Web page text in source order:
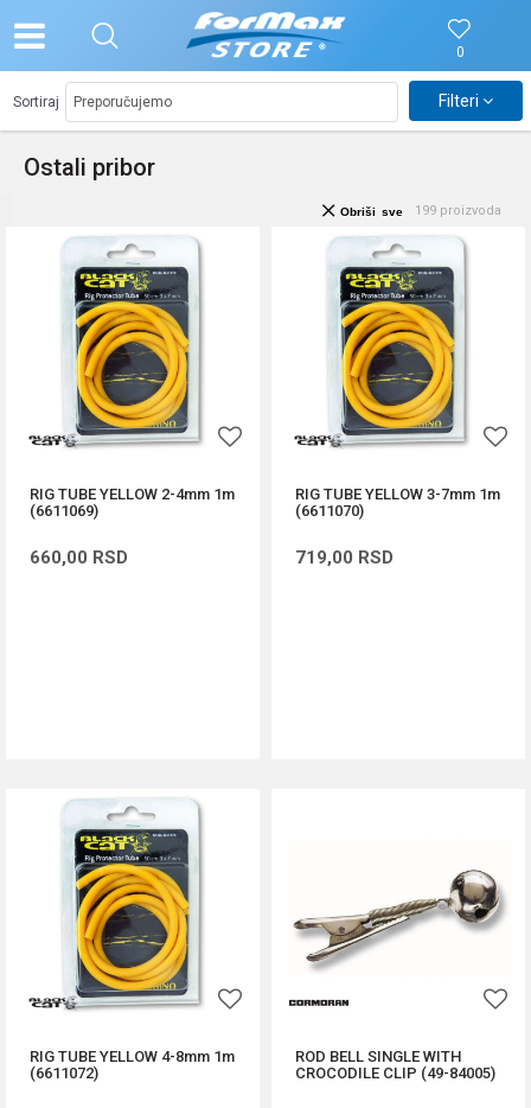
0
Ostali pribor
Sortiraj Filteri
199 proizvoda
Obriši sve
RIG TUBE YELLOW 2-4mm 1m
(6611069)
660,00 RSD
RIG TUBE YELLOW 3-7mm 1m
(6611070)
719,00 RSD
RIG TUBE YELLOW 4-8mm 1m
(6611072)
ROD BELL SINGLE WITH
CROCODILE CLIP (49-84005)